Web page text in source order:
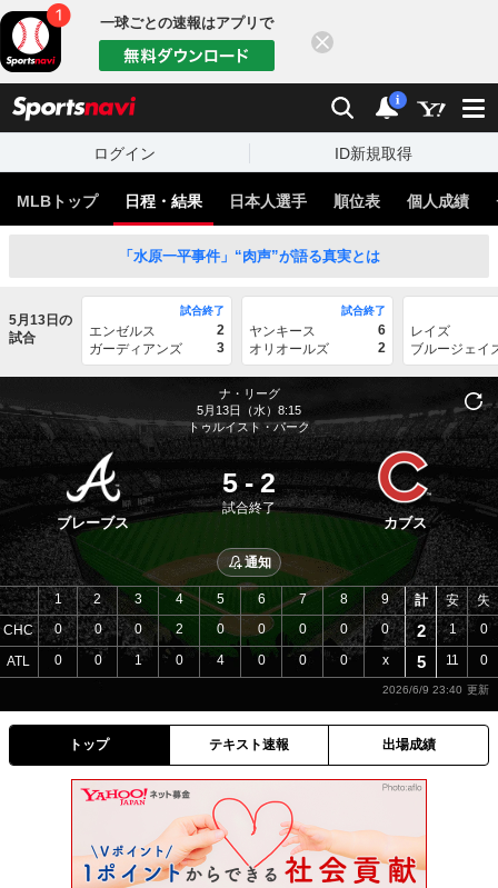
一球ごとの速報はアプリで
検索 通知
i
ログイン ID新規取得
MLBトップ 日程・結果 日本人選手 順位表 個人成績
「水原一平事件」“肉声”が語る真実とは
5月13日の
試合
試合終了
エンゼルス
2
ガーディアンズ
3
試合終了
ヤンキース
6
オリオールズ
2
レイズ
ブルージェイ
ナ・リーグ
5月13日（水）8:15
トゥルイスト・パーク
ブレーブス
5 - 2
試合終了
カブス
通知
CHC
ATL
1 2 3 4 5 6 7 8
9
0
0 0 2 0 0 0 0
0
0
0 1 0 4 0 0 0 x
計 安 失
2 1 0
5 11 0
2026/6/9 23:40
トップ テキスト速報 出場成績